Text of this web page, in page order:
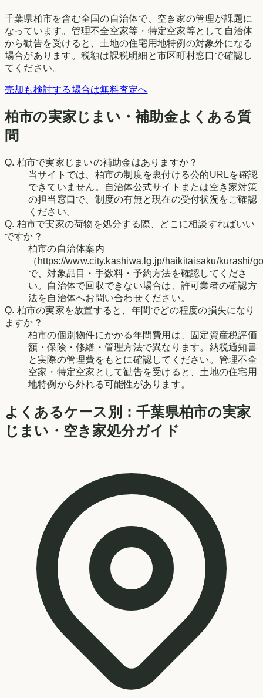
千葉県柏市を含む全国の自治体で、空き家の管理が課題に
なっています。管理不全空家等・特定空家等として自治体
から勧告を受けると、土地の住宅用地特例の対象外になる
場合があります。税額は課税明細と市区町村窓口で確認し
てください。
売却も検討する場合は無料査定へ
柏市の実家じまい・補助金よくある質
問
Q. 柏市で実家じまいの補助金はありますか？
当サイトでは、柏市の制度を裏付ける公的URLを確認
できていません。自治体公式サイトまたは空き家対策
の担当窓口で、制度の有無と現在の受付状況をご確認
ください。
Q. 柏市で実家の荷物を処分する際、どこに相談すればいい
ですか？
柏市の自治体案内
（https://www.city.kashiwa.lg.jp/haikitaisaku/kurashi/
で、対象品目・手数料・予約方法を確認してくださ
い。自治体で回収できない場合は、許可業者の確認方
法を自治体へお問い合わせください。
Q. 柏市の実家を放置すると、年間でどの程度の損失になり
ますか？
柏市の個別物件にかかる年間費用は、固定資産税評価
額・保険・修繕・管理方法で異なります。納税通知書
と実際の管理費をもとに確認してください。管理不全
空家・特定空家として勧告を受けると、土地の住宅用
地特例から外れる可能性があります。
よくあるケース別：千葉県柏市の実家
じまい・空き家処分ガイド